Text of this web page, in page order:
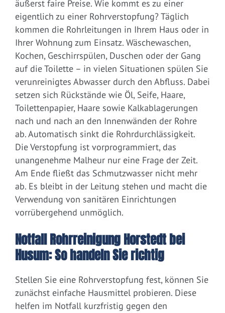
äußerst faire Preise. Wie kommt es zu einer
eigentlich zu einer Rohrverstopfung? Täglich
kommen die Rohrleitungen in Ihrem Haus oder in
Ihrer Wohnung zum Einsatz. Wäschewaschen,
Kochen, Geschirrspülen, Duschen oder der Gang
auf die Toilette – in vielen Situationen spülen Sie
verunreinigtes Abwasser durch den Abfluss. Dabei
setzen sich Rückstände wie Öl, Seife, Haare,
Toilettenpapier, Haare sowie Kalkablagerungen
nach und nach an den Innenwänden der Rohre
ab. Automatisch sinkt die Rohrdurchlässigkeit.
Die Verstopfung ist vorprogrammiert, das
unangenehme Malheur nur eine Frage der Zeit.
Am Ende fließt das Schmutzwasser nicht mehr
ab. Es bleibt in der Leitung stehen und macht die
Verwendung von sanitären Einrichtungen
vorrübergehend unmöglich.
Notfall Rohrreinigung Horstedt bei
Husum: So handeln Sie richtig
Stellen Sie eine Rohrverstopfung fest, können Sie
zunächst einfache Hausmittel probieren. Diese
helfen im Notfall kurzfristig gegen den